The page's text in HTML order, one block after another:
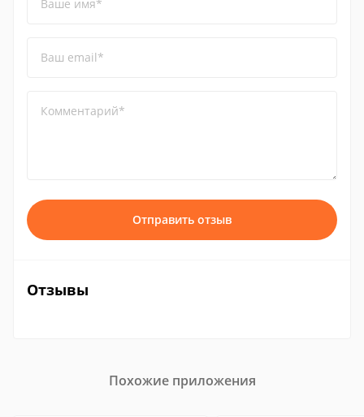
Ваше имя*
Ваш email*
Комментарий*
Отправить отзыв
Отзывы
Похожие приложения